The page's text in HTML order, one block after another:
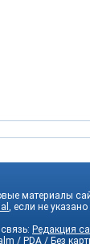
материалы
, если не указано
Редакция
/ PDA / Без